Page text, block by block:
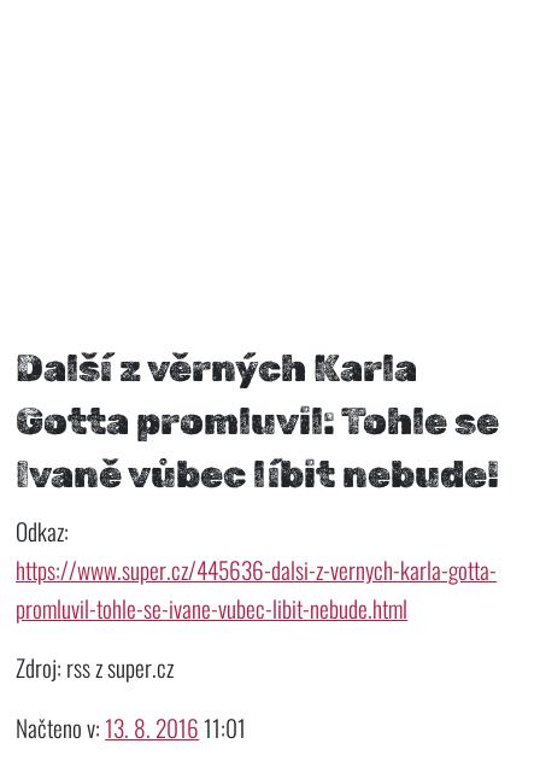
Další z věrných Karla
Gotta promluvil: Tohle se
Ivaně vůbec líbit nebude!
Odkaz:
https://www.super.cz/445636-dalsi-z-vernych-karla-gotta-
promluvil-tohle-se-ivane-vubec-libit-nebude.html
Zdroj: rss z super.cz
Načteno v:13. 8. 201611:01